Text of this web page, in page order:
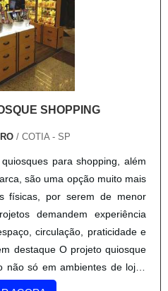
SHOPPING
/ COTIA - SP
para shopping, além
são uma opção muito mais
físicas, por serem de menor
demandem experiência
circulação, praticidade e
destaque O projeto quiosque
só em ambientes de lojas
além disso e....